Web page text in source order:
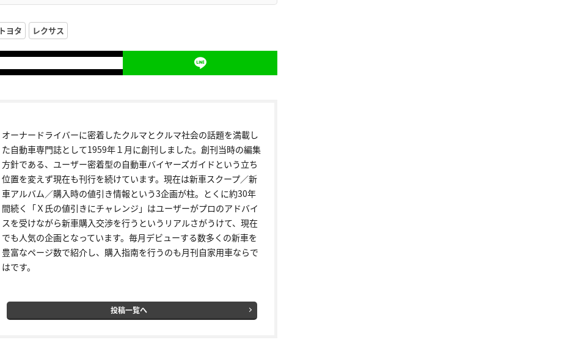
トヨタ レクサス
オーナードライバーに密着したクルマとクルマ社会の話題を満載し
た自動車専門誌として1959年１月に創刊しました。創刊当時の編集
方針である、ユーザー密着型の自動車バイヤーズガイドという立ち
位置を変えず現在も刊行を続けています。現在は新車スクープ／新
車アルバム／購入時の値引き情報という3企画が柱。とくに約30年
間続く「Ｘ氏の値引きにチャレンジ」はユーザーがプロのアドバイ
スを受けながら新車購入交渉を行うというリアルさがうけて、現在
でも人気の企画となっています。毎月デビューする数多くの新車を
豊富なページ数で紹介し、購入指南を行うのも月刊自家用車ならで
はです。
投稿一覧へ